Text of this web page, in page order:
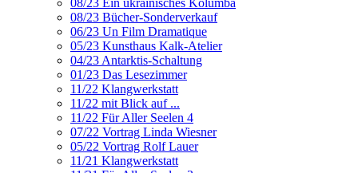
08/23 Ein ukrainisches Kolumba
08/23 Bücher-Sonderverkauf
06/23 Un Film Dramatique
05/23 Kunsthaus Kalk-Atelier
04/23 Antarktis-Schaltung
01/23 Das Lesezimmer
11/22 Klangwerkstatt
11/22 mit Blick auf ...
11/22 Für Aller Seelen 4
07/22 Vortrag Linda Wiesner
05/22 Vortrag Rolf Lauer
11/21 Klangwerkstatt